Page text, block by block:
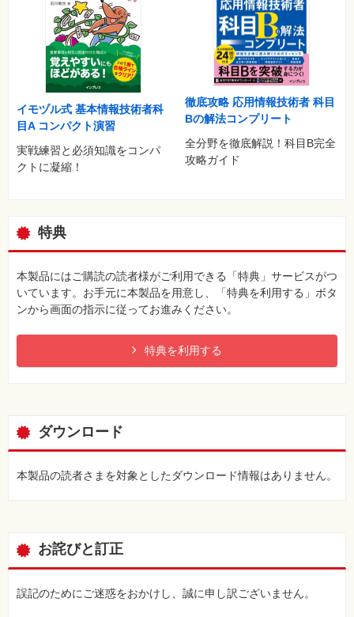
イモヅル式 基本情報技術者科
目A コンパクト演習
実戦練習と必須知識をコンパ
クトに凝縮！
徹底攻略 応用情報技術者 科目
Bの解法コンプリート
全分野を徹底解説！科目B完全
攻略ガイド
特典
本製品にはご購読の読者様がご利用できる「特典」サービスがつ
いています。お手元に本製品を用意し、「特典を利用する」ボタ
ンから画面の指示に従ってお進みください。
特典を利用する
ダウンロード
本製品の読者さまを対象としたダウンロード情報はありません。
お詫びと訂正
誤記のためにご迷惑をおかけし、誠に申し訳ございません。